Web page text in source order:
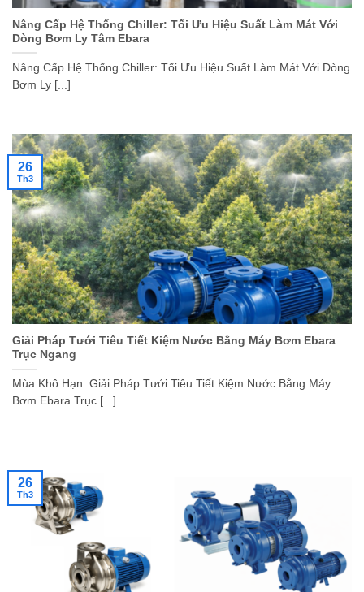
Nâng Cấp Hệ Thống Chiller: Tối Ưu Hiệu Suất Làm Mát Với
Dòng Bơm Ly Tâm Ebara
Nâng Cấp Hệ Thống Chiller: Tối Ưu Hiệu Suất Làm Mát Với Dòng
Bơm Ly [...]
Giải Pháp Tưới Tiêu Tiết Kiệm Nước Bằng Máy Bơm Ebara
Trục Ngang
Mùa Khô Hạn: Giải Pháp Tưới Tiêu Tiết Kiệm Nước Bằng Máy
Bơm Ebara Trục [...]
26
Th3
26
Th3